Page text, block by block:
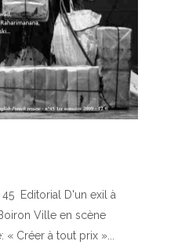
Editorial D'un exil à
Ville en scène
« Créer à tout prix »